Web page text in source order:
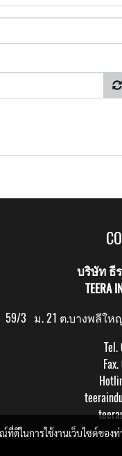
บริษัท ธี
TEERA
59/3 ม. 21 ต.บางพลีให
Tel.
ดีในการใช้งานเว็บไซต์ของ